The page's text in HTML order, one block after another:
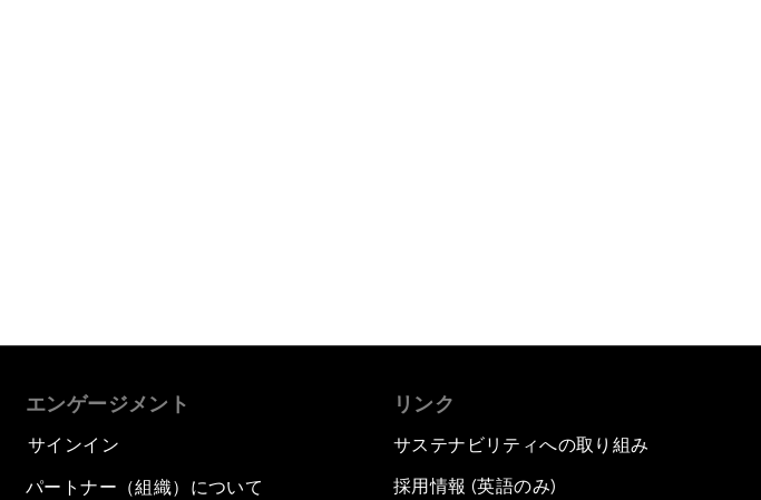
エンゲージメント
サインイン
パートナー（組織）について
リンク
サステナビリティへの取り組み
採用情報 (英語のみ)